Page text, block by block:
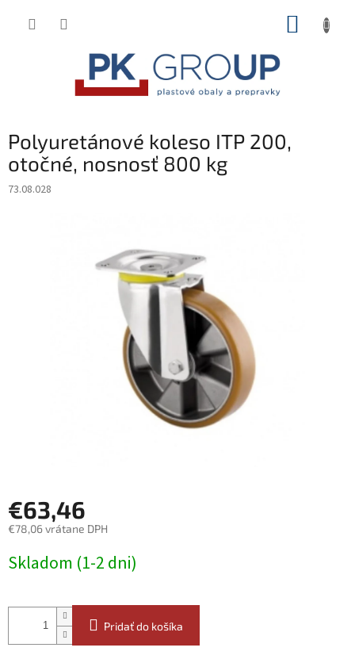
Polyuretánové koleso ITP 200,
otočné, nosnosť 800 kg
73.08.028
€63,46
€78,06 vrátane DPH
cena:
Skladom (1-2 dni)
Pridať do košíka